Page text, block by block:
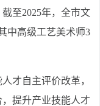
至2025年，全市文
中高级工艺美术师3
才自主评价改革，
提升产业技能人才